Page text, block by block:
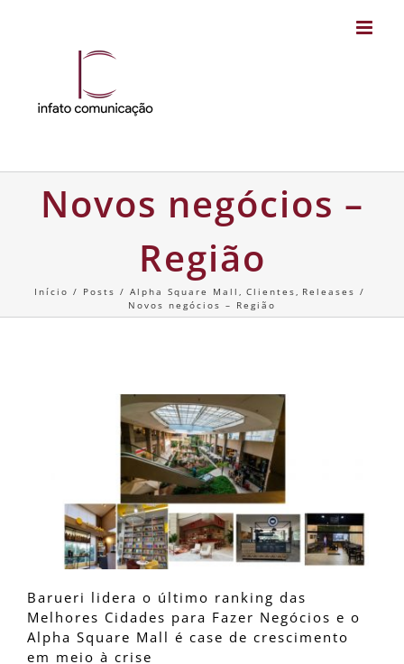
Novos negócios –
Região
Início Posts Alpha Square Mall Clientes
Releases
Novos negócios – Região
Barueri lidera o último ranking das
Melhores Cidades para Fazer Negócios e o
Alpha Square Mall é case de crescimento
em meio à crise